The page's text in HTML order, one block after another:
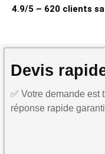
4.9/5 – 620 clients
Devis
✅ Votre demande est
réponse rapide